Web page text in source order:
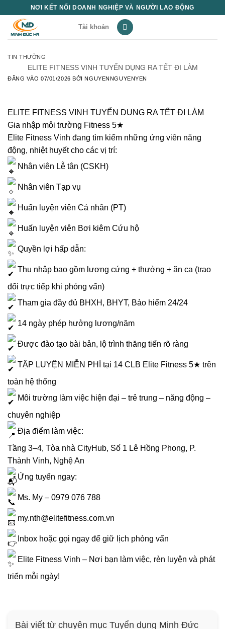
NƠI KẾT NỐI DOANH NGHIỆP VÀ NGƯỜI LAO ĐỘNG
Tài khoản
TIN THƯỜNG
ELITE FITNESS VINH TUYỂN DỤNG RA TẾT ĐI LÀM
ĐĂNG VÀO07/01/2026 BỞINGUYENNGUYENYEN
ELITE FITNESS VINH TUYỂN DỤNG RA TẾT ĐI LÀM
Gia nhập môi trường Fitness 5★
Elite Fitness Vinh đang tìm kiếm những ứng viên năng
động, nhiệt huyết cho các vị trí:
Nhân viên Lễ tân (CSKH)
Nhân viên Tạp vụ
Huấn luyện viên Cá nhân (PT)
Huấn luyện viên Bơi kiêm Cứu hộ
Quyền lợi hấp dẫn:
Thu nhập bao gồm lương cứng + thưởng + ăn ca (trao
đổi trực tiếp khi phỏng vấn)
Tham gia đầy đủ BHXH, BHYT, Bảo hiểm 24/24
14 ngày phép hưởng lương/năm
Được đào tạo bài bản, lộ trình thăng tiến rõ ràng
TẬP LUYỆN MIỄN PHÍ tại 14 CLB Elite Fitness 5★ trên
toàn hệ thống
Môi trường làm việc hiện đại – trẻ trung – năng động –
chuyên nghiệp
Địa điểm làm việc:
Tầng 3–4, Tòa nhà CityHub, Số 1 Lê Hồng Phong, P.
Thành Vinh, Nghệ An
Ứng tuyển ngay:
Ms. My – 0979 076 788
my.nth@elitefitness.com.vn
Inbox hoặc gọi ngay để giữ lịch phỏng vấn
Elite Fitness Vinh – Nơi bạn làm việc, rèn luyện và phát
triển mỗi ngày!
Bài viết từ chuyên mục Tuyển dụng Minh Đức